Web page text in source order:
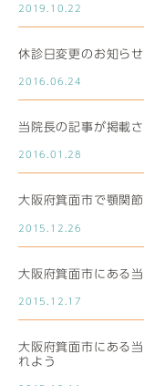
2019.10.22
休診日変更のお知らせ
2016.06.24
当院長の記事が掲載
2016.01.28
大阪府箕面市で顎関
2015.12.26
大阪府箕面市にある
2015.12.17
大阪府箕面市にある
れよう